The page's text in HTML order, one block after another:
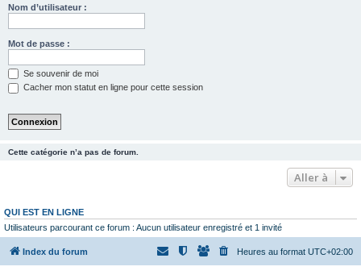
Nom d’utilisateur :
Mot de passe :
Se souvenir de moi
Cacher mon statut en ligne pour cette session
Cette catégorie n’a pas de forum.
Aller à
QUI EST EN LIGNE
Utilisateurs parcourant ce forum : Aucun utilisateur enregistré et 1 invité
Index du forum Heures au format UTC+02:00